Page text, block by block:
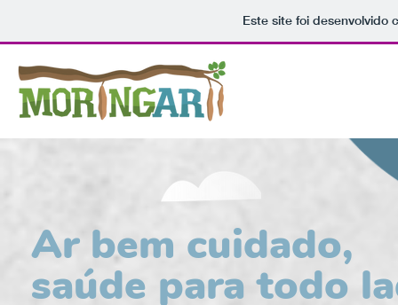
Este site foi desenvolvido
Ar bem cuidado,
saúde para todo